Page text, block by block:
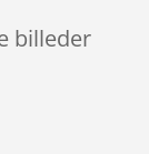
billeder